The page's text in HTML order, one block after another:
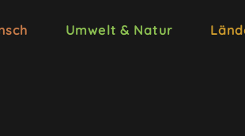
Umwelt & Natur